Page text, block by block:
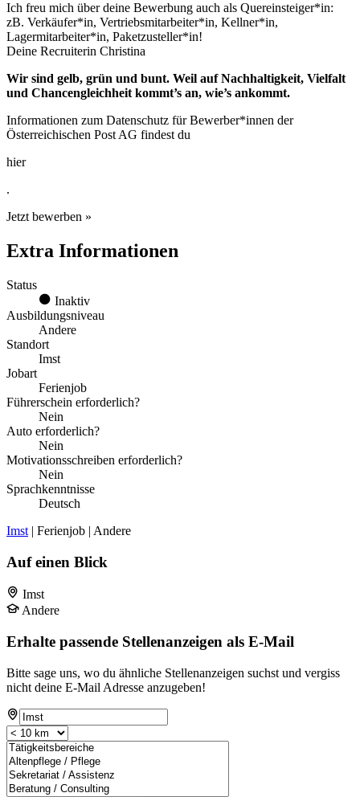
Ich freu mich über deine Bewerbung auch als Quereinsteiger*in:
zB. Verkäufer*in, Vertriebsmitarbeiter*in, Kellner*in,
Lagermitarbeiter*in, Paketzusteller*in!
Deine Recruiterin Christina
Wir sind gelb, grün und bunt. Weil auf Nachhaltigkeit, Vielfalt
und Chancengleichheit kommt’s an, wie’s ankommt.
Informationen zum Datenschutz für Bewerber*innen der
Österreichischen Post AG findest du
hier
.
Jetzt bewerben »
Extra Informationen
Status
Inaktiv
Ausbildungsniveau
Andere
Standort
Imst
Jobart
Ferienjob
Führerschein erforderlich?
Nein
Auto erforderlich?
Nein
Motivationsschreiben erforderlich?
Nein
Sprachkenntnisse
Deutsch
Imst | Ferienjob | Andere
Auf einen Blick
Imst
Andere
Erhalte passende Stellenanzeigen als E-Mail
Bitte sage uns, wo du ähnliche Stellenanzeigen suchst und vergiss
nicht deine E-Mail Adresse anzugeben!